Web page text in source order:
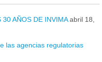
AÑOS DE INVIMA abril 18,
las agencias regulatorias